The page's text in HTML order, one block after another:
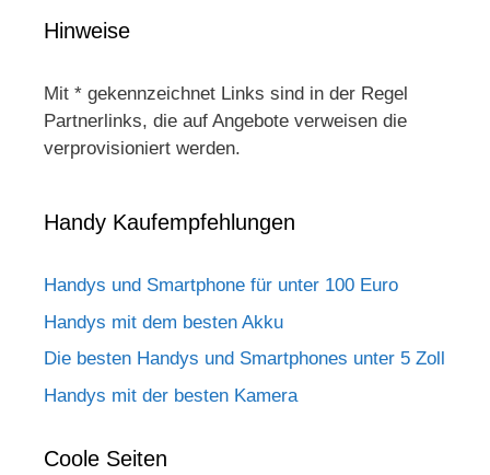
Hinweise
Mit * gekennzeichnet Links sind in der Regel
Partnerlinks, die auf Angebote verweisen die
verprovisioniert werden.
Handy Kaufempfehlungen
Handys und Smartphone für unter 100 Euro
Handys mit dem besten Akku
Die besten Handys und Smartphones unter 5 Zoll
Handys mit der besten Kamera
Coole Seiten